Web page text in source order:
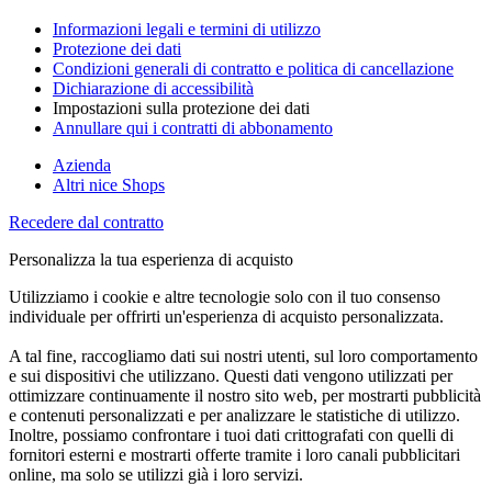
Informazioni legali e termini di utilizzo
Protezione dei dati
Condizioni generali di contratto e politica di cancellazione
Dichiarazione di accessibilità
Impostazioni sulla protezione dei dati
Annullare qui i contratti di abbonamento
Azienda
Altri nice Shops
Recedere dal contratto
Personalizza la tua esperienza di acquisto
Utilizziamo i cookie e altre tecnologie solo con il tuo consenso
individuale per offrirti un'esperienza di acquisto personalizzata.
A tal fine, raccogliamo dati sui nostri utenti, sul loro comportamento
e sui dispositivi che utilizzano. Questi dati vengono utilizzati per
ottimizzare continuamente il nostro sito web, per mostrarti pubblicità
e contenuti personalizzati e per analizzare le statistiche di utilizzo.
Inoltre, possiamo confrontare i tuoi dati crittografati con quelli di
fornitori esterni e mostrarti offerte tramite i loro canali pubblicitari
online, ma solo se utilizzi già i loro servizi.